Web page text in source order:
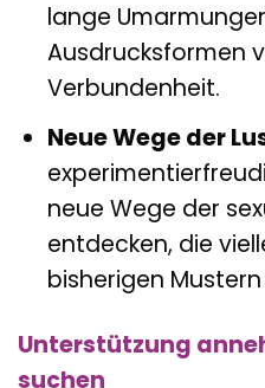
lange
Ausdrucksformen
Verbundenheit.
Neue Wege der
neue Wege der
entdecken, die
bisherigen
Unterstützung
suchen